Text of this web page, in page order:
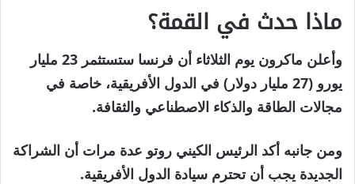
ماذا حدث في القمة؟
وأعلن ماكرون يوم الثلاثاء أن فرنسا ستستثمر 23 مليار
يورو (27 مليار دولار) في الدول الأفريقية، خاصة في
مجالات الطاقة والذكاء الاصطناعي والثقافة.
ومن جانبه أكد الرئيس الكيني روتو عدة مرات أن الشراكة
الجديدة يجب أن تحترم سيادة الدول الأفريقية.